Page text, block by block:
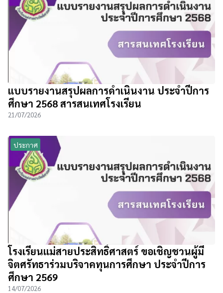
แบบรายงานสรุปผลการดำเนินงาน ประจำปีการ
ศึกษา 2568 สารสนเทศโรงเรียน
21/07/2026
ประกาศ
โรงเรียนแม่สายประสิทธิ์ศาสตร์ ขอเชิญชวนผู้มี
จิตศรัทธาร่วมบริจาคทุนการศึกษา ประจำปีการ
ศึกษา 2569
14/07/2026